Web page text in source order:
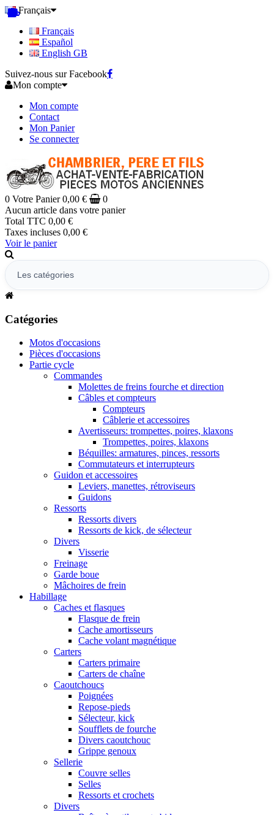
Français
Français
Español
English GB
Suivez-nous sur Facebook
Mon compte
Mon compte
Contact
Mon Panier
Se connecter
0 Votre Panier 0,00 €
0
Aucun article dans votre panier
Total TTC 0,00 €
Taxes incluses 0,00 €
Voir le panier
Catégories
Motos d'occasions
Pièces d'occasions
Partie cycle
Commandes
Molettes de freins fourche et direction
Câbles et compteurs
Compteurs
Câblerie et accessoires
Avertisseurs: trompettes, poires, klaxons
Trompettes, poires, klaxons
Béquilles: armatures, pinces, ressorts
Commutateurs et interrupteurs
Guidon et accessoires
Leviers, manettes, rétroviseurs
Guidons
Ressorts
Ressorts divers
Ressorts de kick, de sélecteur
Divers
Visserie
Freinage
Garde boue
Mâchoires de frein
Habillage
Caches et flasques
Flasque de frein
Cache amortisseurs
Cache volant magnétique
Carters
Carters primaire
Carters de chaîne
Caoutchoucs
Poignées
Repose-pieds
Sélecteur, kick
Soufflets de fourche
Divers caoutchouc
Grippe genoux
Sellerie
Couvre selles
Selles
Ressorts et crochets
Divers